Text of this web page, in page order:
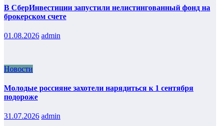
В СберИнвестиции запустили нелистингованный фонд на
брокерском счете
01.08.2026 admin
Новости
Молодые россияне захотели нарядиться к 1 сентября
подороже
31.07.2026 admin